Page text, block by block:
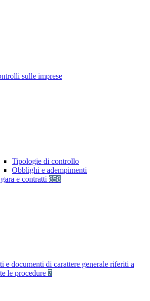
sulle imprese
Tipologie di controllo
Obblighi e adempimenti
e contratti 858
e documenti di carattere generale riferiti a
le procedure 7